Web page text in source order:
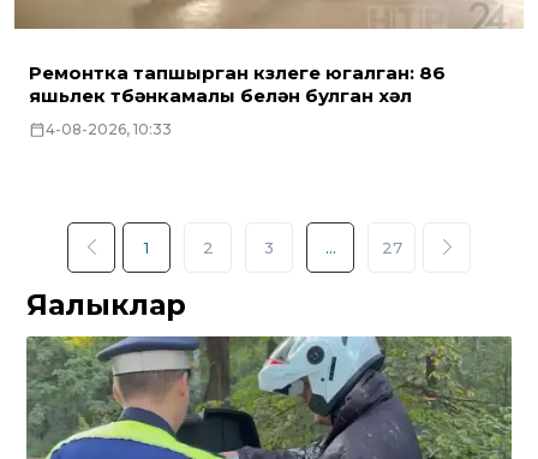
Ремонтка тапшырган күзлеге югалган: 86
яшьлек түбәнкамалы белән булган хәл
4-08-2026, 10:33
1 2 3 ... 27
Яңалыклар